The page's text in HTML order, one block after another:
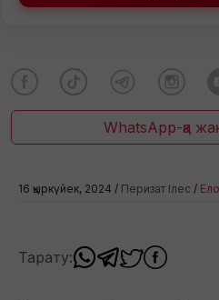
WhatsApp-қа
16 қыркүйек, 2024 / Перизат Ілес /
Тарату: